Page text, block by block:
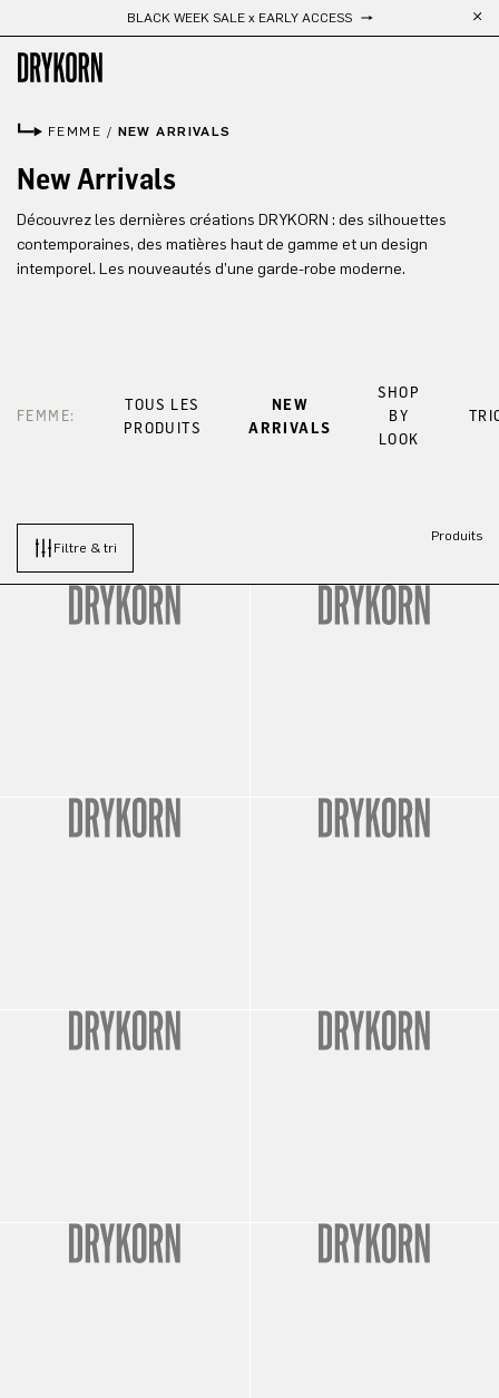
Passer au contenu principalBLACK WEEK SALE x EARLY ACCESS
FEMME / NEW ARRIVALS
New Arrivals
Découvrez les dernières créations DRYKORN : des silhouettes
contemporaines, des matières haut de gamme et un design
intemporel. Les nouveautés d’une garde-robe moderne.
FEMME:
TOUS LES
PRODUITS
NEW
ARRIVALS
SHOP
BY
LOOK
Filtre & tri
Produits